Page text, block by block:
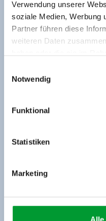
Verwendung unserer
soziale Medien, Werbung
Partner führen diese
weiteren Daten
Rohr 23// A-6280 Zell am
www.zillertalarena.com
Notwendig
Funktional
Statistiken
Marketing
Alle